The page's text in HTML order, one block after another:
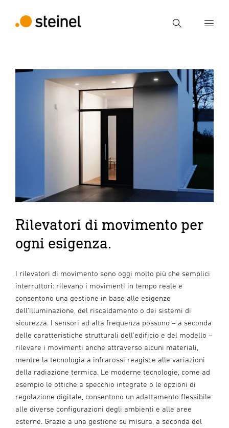
Ricerca
Ricerca
Inserire il termine di ricerca
Rilevatori di movimento per
ogni esigenza.
I rilevatori di movimento sono oggi molto più che semplici
interruttori: rilevano i movimenti in tempo reale e
consentono una gestione in base alle esigenze
dell’illuminazione, del riscaldamento o dei sistemi di
sicurezza. I sensori ad alta frequenza possono – a seconda
delle caratteristiche strutturali dell’edificio e del modello –
rilevare i movimenti anche attraverso alcuni materiali,
mentre la tecnologia a infrarossi reagisce alle variazioni
della radiazione termica. Le moderne tecnologie, come ad
esempio le ottiche a specchio integrate o le opzioni di
regolazione digitale, consentono un adattamento flessibile
alle diverse configurazioni degli ambienti e alle aree
esterne. Grazie a una gestione su misura, a seconda del